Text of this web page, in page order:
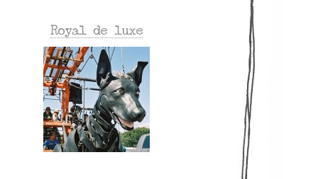
Royal de luxe